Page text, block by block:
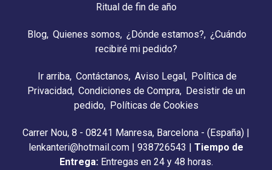
Ritual de fin de año
Blog Quienes somos ¿Dónde estamos?
¿Cuándo
recibiré mi pedido?
Ir arriba Contáctanos Aviso Legal
Política de
Privacidad Condiciones de Compra
Desistir de un
pedido
Políticas de Cookies
Carrer Nou, 8 - 08241 Manresa, Barcelona - (España) |
lenkanteri@hotmail.com | 938726543 | Tiempo de
Entrega: Entregas en 24 y 48 horas.